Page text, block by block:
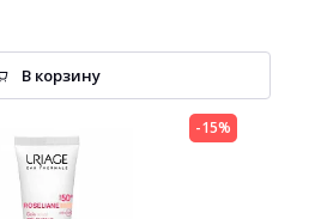
В корзину
-15%